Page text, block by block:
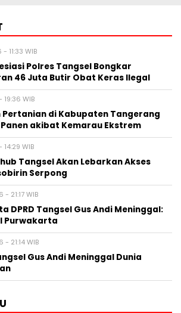
11:33 WIB
Polres Tangsel Bongkar
46 Juta Butir Obat Keras Ilegal
WIB
Pertanian di Kabupaten Tangerang
akibat Kemarau Ekstrem
WIB
Tangsel Akan Lebarkan Akses
Serpong
21:17 WIB
DPRD Tangsel Gus Andi Meninggal:
Purwakarta
21:14 WIB
Gus Andi Meninggal Dunia